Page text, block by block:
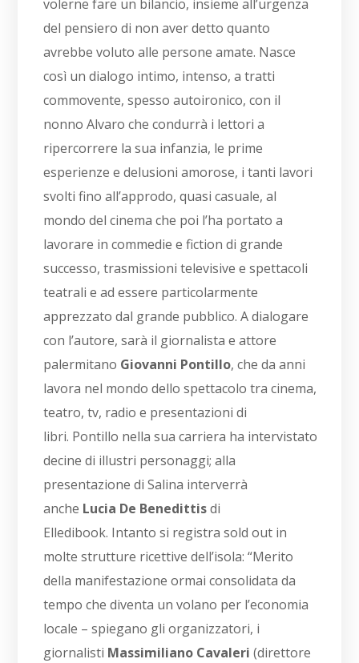
volerne fare un bilancio, insieme all’urgenza
del pensiero di non aver detto quanto
avrebbe voluto alle persone amate. Nasce
così un dialogo intimo, intenso, a tratti
commovente, spesso autoironico, con il
nonno Alvaro che condurrà i lettori a
ripercorrere la sua infanzia, le prime
esperienze e delusioni amorose, i tanti lavori
svolti fino all’approdo, quasi casuale, al
mondo del cinema che poi l’ha portato a
lavorare in commedie e fiction di grande
successo, trasmissioni televisive e spettacoli
teatrali e ad essere particolarmente
apprezzato dal grande pubblico. A dialogare
con l’autore, sarà il giornalista e attore
palermitano Giovanni Pontillo, che da anni
lavora nel mondo dello spettacolo tra cinema,
teatro, tv, radio e presentazioni di
libri. Pontillo nella sua carriera ha intervistato
decine di illustri personaggi; alla
presentazione di Salina interverrà
anche Lucia De Benedittisdi
Elledibook. Intanto si registra sold out in
molte strutture ricettive dell’isola: “Merito
della manifestazione ormai consolidata da
tempo che diventa un volano per l’economia
locale – spiegano gli organizzatori, i
giornalisti Massimiliano Cavaleri(direttore